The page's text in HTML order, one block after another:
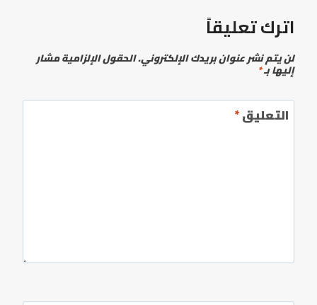
اترك تعليقاً
لن يتم نشر عنوان بريدك الإلكتروني.الحقول الإلزامية مشار
إليها بـ*
التعليق*